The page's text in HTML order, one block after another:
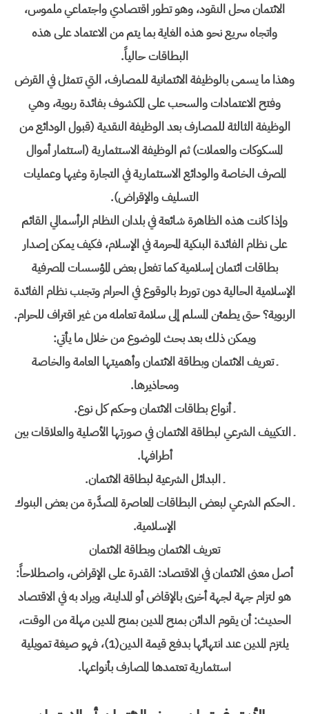
الائتمان محل النقود، وهو تطور اقتصادي واجتماعي ملموس،
واتجاه سريع نحو هذه الغاية بما يتم من الاعتماد على هذه
البطاقات حالياً.
وهذا ما يسمى بالوظيفة الائتمانية للمصارف، التي تتمثل في القرض
وفتح الاعتمادات والسحب على المكشوف بفائدة ربوية، وهي
الوظيفة الثالثة للمصارف بعد الوظيفة النقدية (قبول الودائع من
المسكوكات والعملات) ثم الوظيفة الاستثمارية (استثمار أموال
المصرف الخاصة والودائع الاستثمارية في التجارة وغيها وعمليات
التسليف والإقراض).
وإذا كانت هذه الظاهرة شائعة في بلدان النظام الرأسمالي القائم
على نظام الفائدة البنكية المحرمة في الإسلام، فكيف يمكن إصدار
بطاقات ائتمان إسلامية كما تفعل بعض المؤسسات المصرفية
الإسلامية الحالية دون تورط بالوقوع في الحرام وتجنب نظام الفائدة
الربوية؟ حتى يطمئن المسلم إلى سلامة تعامله من غير اقتراف للحرام.
ويمكن ذلك بعد بحث الموضوع من خلال ما يأتي:
ـ تعريف الائتمان وبطاقة الائتمان وأهميتها العامة والخاصة
ومحاذيرها.
ـ أنواع بطاقات الائتمان وحكم كل نوع.
ـ التكييف الشرعي لبطاقة الائتمان في صورتها الأصلية والعلاقات بين
أطرافها.
ـ البدائل الشرعية لبطاقة الائتمان.
ـ الحكم الشرعي لبعض البطاقات المعاصرة المصدَّرة من بعض البنوك
الإسلامية.
تعريف الائتمان وبطاقة الائتمان
أصل معنى الائتمان في الاقتصاد: القدرة على الإقراض، واصطلاحاً:
هو لتزام جهة لجهة أخرى بالإقاض أو المداينة، ويراد به في الاقتصاد
الحديث: أن يقوم الدائن بمنح المدين بمنح المدين مهلة من الوقت،
يلتزم المدين عند انتهائها بدفع قيمة الدين(1)، فهو صيغة تمويلية
استثمارية تعتمدها المصارف بأنواعها.